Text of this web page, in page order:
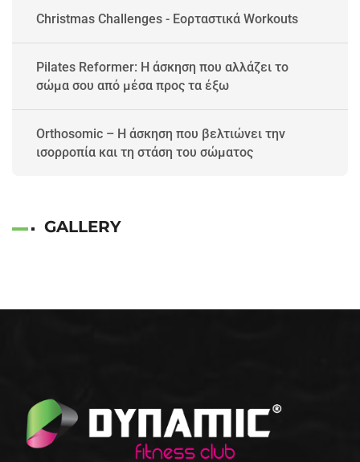
Christmas Challenges - Εορταστικά Workouts
Pilates Reformer: Η άσκηση που αλλάζει το
σώμα σου από μέσα προς τα έξω
Orthosomic – Η άσκηση που βελτιώνει την
ισορροπία και τη στάση του σώματος
GALLERY